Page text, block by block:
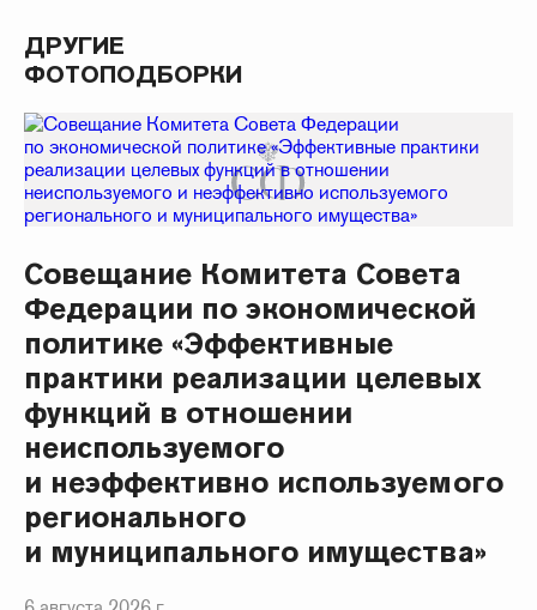
ДРУГИЕ
ФОТОПОДБОРКИ
Совещание Комитета Совета
Федерации по экономической
политике «Эффективные
практики реализации целевых
функций в отношении
неиспользуемого
и неэффективно используемого
регионального
и муниципального имущества»